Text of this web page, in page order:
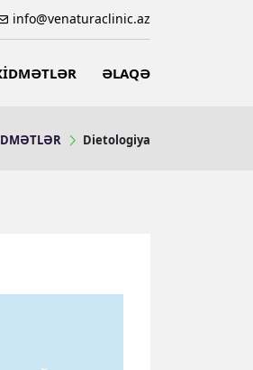
info@venaturaclinic.az
ƏLAQƏ
Dietologiya